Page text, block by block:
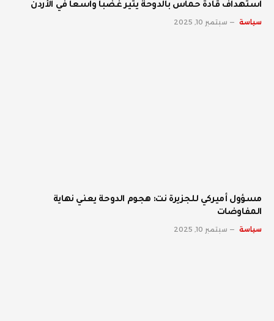
استهداف قادة حماس بالدوحة يثير غضبا واسعا في الأردن
سياسة سبتمبر 10, 2025
مسؤول أميركي للجزيرة نت: هجوم الدوحة يعني نهاية
المفاوضات
سياسة سبتمبر 10, 2025